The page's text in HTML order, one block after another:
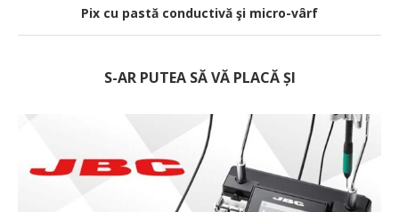
Pix cu pastă conductivă şi micro-vârf
S-AR PUTEA SĂ VĂ PLACĂ ȘI